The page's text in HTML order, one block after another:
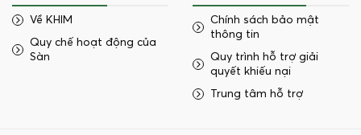
Về KHIM
Quy chế hoạt động của
Sàn
Chính sách bảo mật
thông tin
Quy trình hỗ trợ giải
quyết khiếu nại
Trung tâm hỗ trợ